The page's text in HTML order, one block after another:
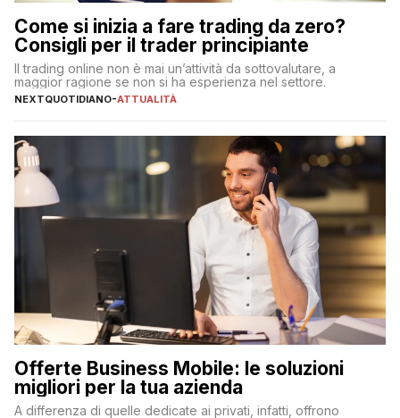
Come si inizia a fare trading da zero?
Consigli per il trader principiante
Il trading online non è mai un’attività da sottovalutare, a
maggior ragione se non si ha esperienza nel settore.
NEXTQUOTIDIANO-ATTUALITÀ
Offerte Business Mobile: le soluzioni
migliori per la tua azienda
A differenza di quelle dedicate ai privati, infatti, offrono